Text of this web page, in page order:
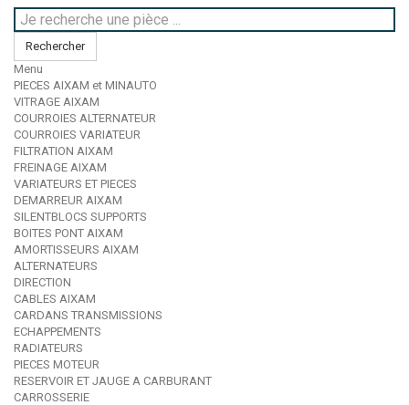
Rechercher
Menu
PIECES AIXAM et MINAUTO
VITRAGE AIXAM
COURROIES ALTERNATEUR
COURROIES VARIATEUR
FILTRATION AIXAM
FREINAGE AIXAM
VARIATEURS ET PIECES
DEMARREUR AIXAM
SILENTBLOCS SUPPORTS
BOITES PONT AIXAM
AMORTISSEURS AIXAM
ALTERNATEURS
DIRECTION
CABLES AIXAM
CARDANS TRANSMISSIONS
ECHAPPEMENTS
RADIATEURS
PIECES MOTEUR
RESERVOIR ET JAUGE A CARBURANT
CARROSSERIE